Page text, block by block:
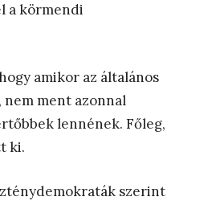
a körmendi
amikor az általános
ment azonnal
lennének. Főleg,
ki.
szerint